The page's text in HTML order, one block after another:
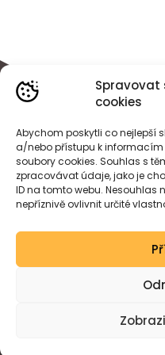
Spravovat
cookies
Abychom poskytli co nejlepší
a/nebo přístupu k informacím
soubory cookies. Souhlas s
zpracovávat údaje, jako je
ID na tomto webu.
nepříznivě ovlivnit určité
Created